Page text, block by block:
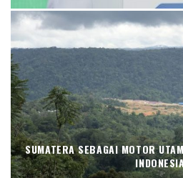
SUMATERA SEBAGAI MOTOR